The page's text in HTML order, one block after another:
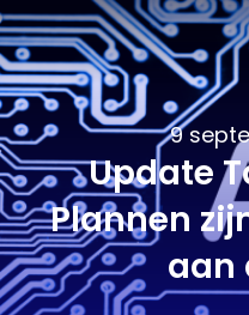
NL
Update
Plannen
aan
9